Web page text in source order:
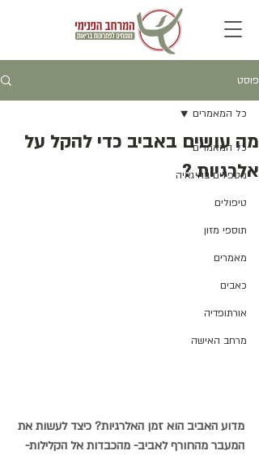
פוסט
כל המאמרים
מטפלים בהיגאיה
טיפולים
תוספי מזון
מאמרים
כאבים
אורתופדיה
מרחב האישה
כל המאמרים
מה עושים באביב כדי להקל על
אלרגיות ?
מדוע האביב הוא זמן האלרגיות? כיצד לעשות את
המעבר מהחורף לאביב- מהכבדות אל הקלילות-